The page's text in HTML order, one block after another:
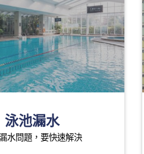
泳池漏水
水問題，要快速解決